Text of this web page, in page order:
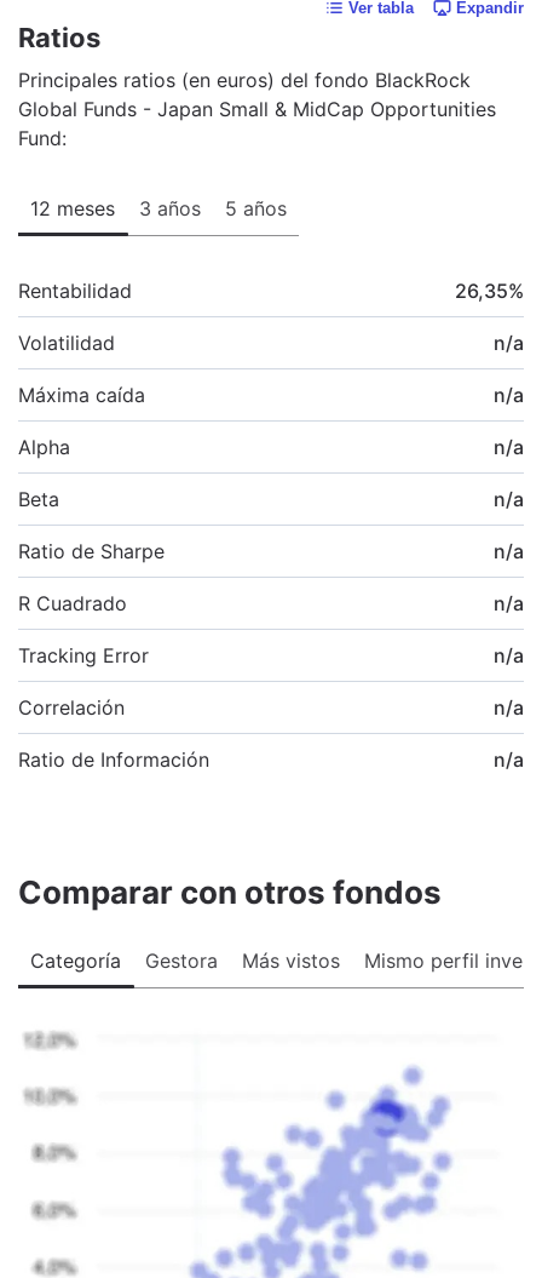
Ver tabla Expandir
Ratios
Principales ratios (en euros) del fondo BlackRock
Global Funds - Japan Small & MidCap Opportunities
Fund:
12 meses 3 años 5 años
Rentabilidad 26,35%
Volatilidad n/a
Máxima caída n/a
Alpha n/a
Beta n/a
Ratio de Sharpe n/a
R Cuadrado n/a
Tracking Error n/a
Correlación n/a
Ratio de Información n/a
Comparar con otros fondos
Categoría Gestora Más vistos Mismo perfil